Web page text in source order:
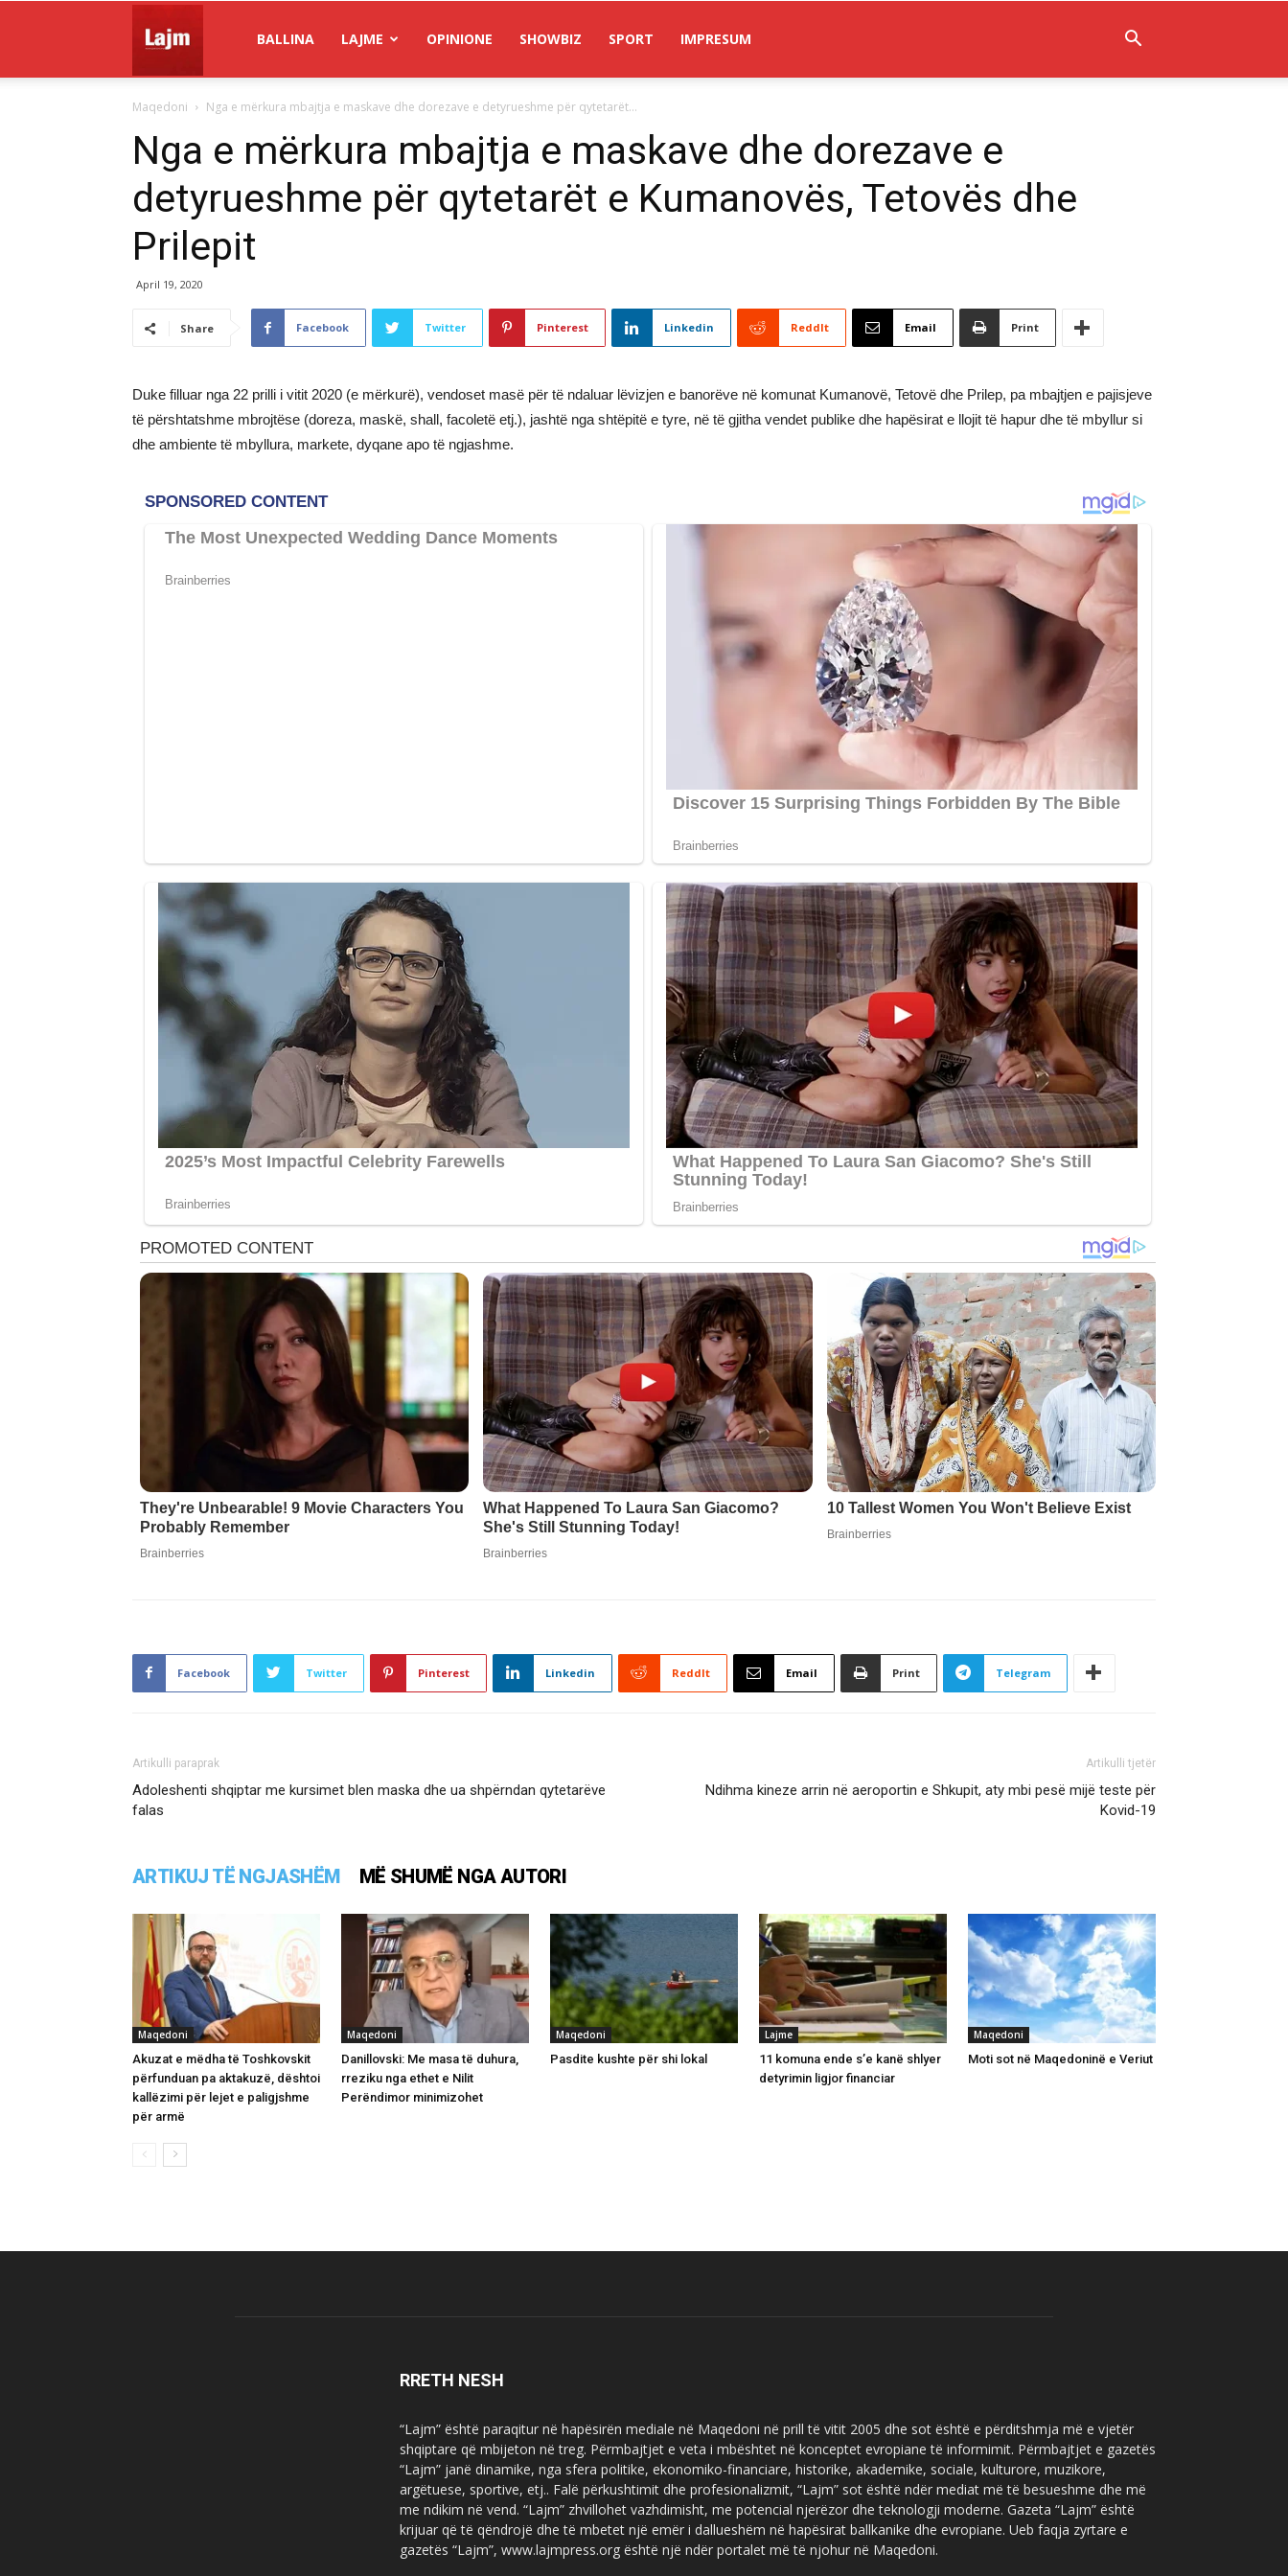
Lajm
BALLINA LAJME OPINIONE SHOWBIZ SPORT IMPRESUM
Maqedoni Nga e mërkura mbajtja e maskave dhe dorezave e detyrueshme për qytetarët...
Nga e mërkura mbajtja e maskave dhe dorezave e
detyrueshme për qytetarët e Kumanovës, Tetovës dhe
Prilepit
April 19, 2020
Share Facebook Twitter Pinterest Linkedin ReddIt Email Print
Duke filluar nga 22 prilli i vitit 2020 (e mërkurë), vendoset masë për të ndaluar lëvizjen e banorëve në komunat Kumanovë, Tetovë dhe Prilep, pa mbajtjen e pajisjeve
të përshtatshme mbrojtëse (doreza, maskë, shall, facoletë etj.), jashtë nga shtëpitë e tyre, në të gjitha vendet publike dhe hapësirat e llojit të hapur dhe të mbyllur si
dhe ambiente të mbyllura, markete, dyqane apo të ngjashme.
Facebook Twitter Pinterest Linkedin ReddIt Email Print Telegram
Artikulli paraprak
Adoleshenti shqiptar me kursimet blen maska dhe ua shpërndan qytetarëve
falas
Artikulli tjetër
Ndihma kineze arrin në aeroportin e Shkupit, aty mbi pesë mijë teste për
Kovid-19
ARTIKUJ TË NGJASHËM MË SHUMË NGA AUTORI
Maqedoni
Akuzat e mëdha të Toshkovskit
përfunduan pa aktakuzë, dështoi
kallëzimi për lejet e paligjshme
për armë
Maqedoni
Danillovski: Me masa të duhura,
rreziku nga ethet e Nilit
Perëndimor minimizohet
Maqedoni
Pasdite kushte për shi lokal
Lajme
11 komuna ende s’e kanë shlyer
detyrimin ligjor financiar
Maqedoni
Moti sot në Maqedoninë e Veriut
RRETH NESH
“Lajm” është paraqitur në hapësirën mediale në Maqedoni në prill të vitit 2005 dhe sot është e përditshmja më e vjetër
shqiptare që mbijeton në treg. Përmbajtjet e veta i mbështet në konceptet evropiane të informimit. Përmbajtjet e gazetës
“Lajm” janë dinamike, nga sfera politike, ekonomiko-financiare, historike, akademike, sociale, kulturore, muzikore,
argëtuese, sportive, etj.. Falë përkushtimit dhe profesionalizmit, “Lajm” sot është ndër mediat më të besueshme dhe më
me ndikim në vend. “Lajm” zhvillohet vazhdimisht, me potencial njerëzor dhe teknologji moderne. Gazeta “Lajm” është
krijuar që të qëndrojë dhe të mbetet një emër i dallueshëm në hapësirat ballkanike dhe evropiane. Ueb faqja zyrtare e
gazetës “Lajm”, www.lajmpress.org është një ndër portalet më të njohur në Maqedoni.